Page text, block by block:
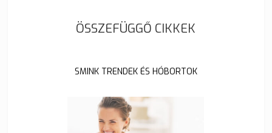
ÖSSZEFÜGGŐ CIKKEK
SMINK TRENDEK ÉS HÓBORTOK